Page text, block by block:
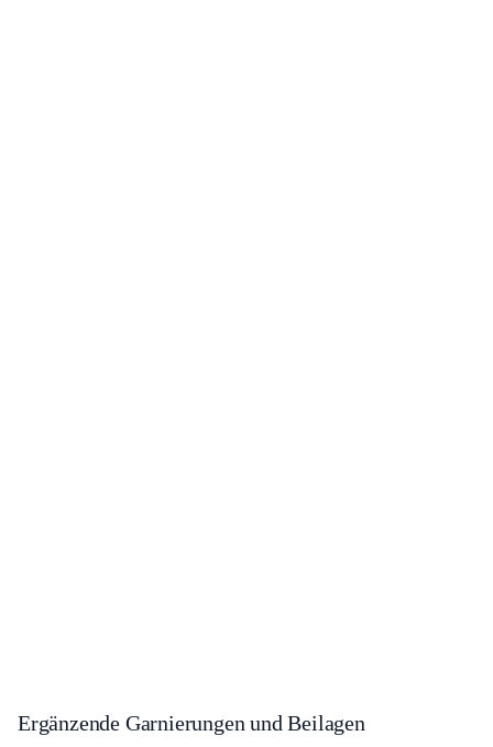
Ergänzende Garnierungen und Beilagen